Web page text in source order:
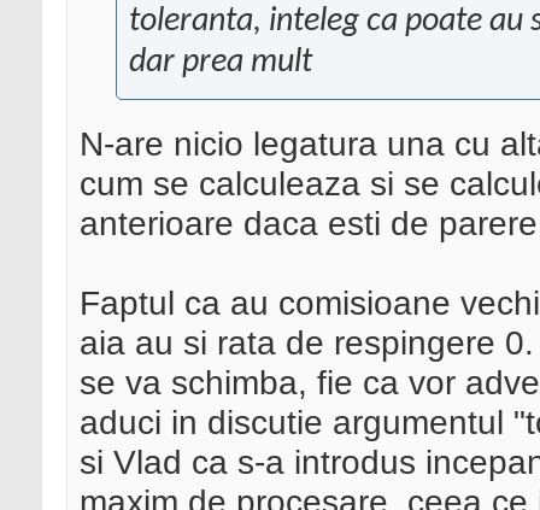
toleranta, inteleg ca poate au
dar prea mult
N-are nicio legatura una cu
cum se calculeaza si se
anterioare daca esti de
Faptul ca au comisioane
aia au si rata de respingere
se va schimba, fie ca vor
aduci in discutie argumentul
si Vlad ca s-a introdus
maxim de procesare, ceea